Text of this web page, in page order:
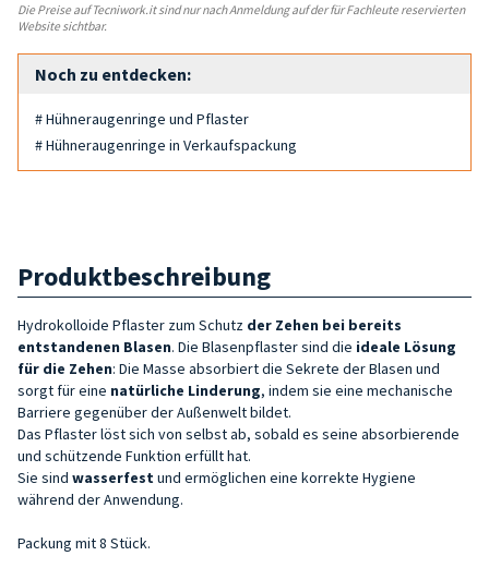
Die Preise auf Tecniwork.it sind nur nach Anmeldung auf der für Fachleute reservierten
Website sichtbar.
Noch zu entdecken:
# Hühneraugenringe und Pflaster
# Hühneraugenringe in Verkaufspackung
Produktbeschreibung
Hydrokolloide Pflaster zum Schutz der Zehen bei bereits
entstandenen Blasen. Die Blasenpflaster sind die ideale Lösung
für die Zehen: Die Masse absorbiert die Sekrete der Blasen und
sorgt für eine natürliche Linderung, indem sie eine mechanische
Barriere gegenüber der Außenwelt bildet.
Das Pflaster löst sich von selbst ab, sobald es seine absorbierende
und schützende Funktion erfüllt hat.
Sie sind wasserfest und ermöglichen eine korrekte Hygiene
während der Anwendung.
Packung mit 8 Stück.